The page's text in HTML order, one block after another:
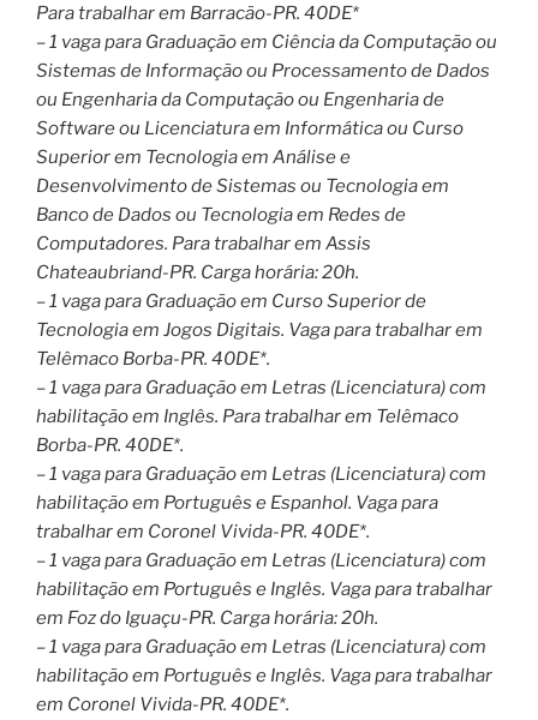
Para trabalhar em Barracão-PR. 40DE*
– 1 vaga para Graduação em Ciência da Computação ou
Sistemas de Informação ou Processamento de Dados
ou Engenharia da Computação ou Engenharia de
Software ou Licenciatura em Informática ou Curso
Superior em Tecnologia em Análise e
Desenvolvimento de Sistemas ou Tecnologia em
Banco de Dados ou Tecnologia em Redes de
Computadores. Para trabalhar em Assis
Chateaubriand-PR. Carga horária: 20h.
– 1 vaga para Graduação em Curso Superior de
Tecnologia em Jogos Digitais. Vaga para trabalhar em
Telêmaco Borba-PR. 40DE*.
– 1 vaga para Graduação em Letras (Licenciatura) com
habilitação em Inglês. Para trabalhar em Telêmaco
Borba-PR. 40DE*.
– 1 vaga para Graduação em Letras (Licenciatura) com
habilitação em Português e Espanhol. Vaga para
trabalhar em Coronel Vivida-PR. 40DE*.
– 1 vaga para Graduação em Letras (Licenciatura) com
habilitação em Português e Inglês. Vaga para trabalhar
em Foz do Iguaçu-PR. Carga horária: 20h.
– 1 vaga para Graduação em Letras (Licenciatura) com
habilitação em Português e Inglês. Vaga para trabalhar
em Coronel Vivida-PR. 40DE*.